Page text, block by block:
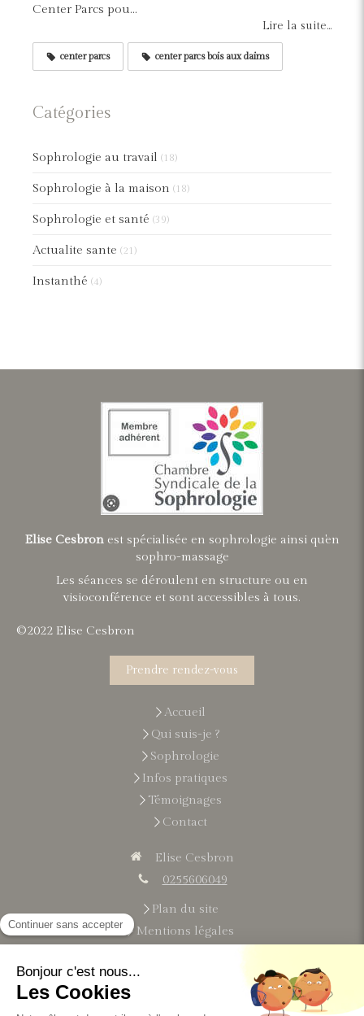
Center Parcs pou...
Lire la suite...
center parcs center parcs bois aux daims
Catégories
Sophrologie au travail (18)
Sophrologie à la maison (18)
Sophrologie et santé (39)
Actualite sante (21)
Instanthé (4)
Elise Cesbronest spécialisée en sophrologie ainsi qu'en
sophro-massage
Les séances se déroulent en structure ou en
visioconférence et sont accessibles à tous.
©2022 Elise Cesbron
Prendre rendez-vous
Accueil
Qui suis-je ?
Sophrologie
Infos pratiques
Témoignages
Contact
Elise Cesbron
0255606049
Plan du site
Mentions légales
Du